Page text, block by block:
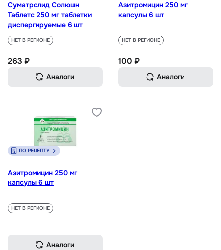
Суматролид Солюшн
Таблетс 250 мг таблетки
диспергируемые 6 шт
НЕТ В РЕГИОНЕ
263 ₽
Аналоги
Азитромицин 250 мг
капсулы 6 шт
НЕТ В РЕГИОНЕ
100 ₽
Аналоги
ПО РЕЦЕПТУ
Азитромицин 250 мг
капсулы 6 шт
НЕТ В РЕГИОНЕ
Аналоги